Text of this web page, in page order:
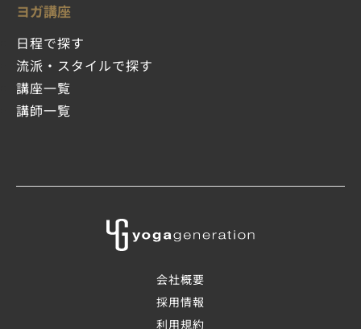
ヨガ講座
日程で探す
流派・スタイルで探す
講座一覧
講師一覧
会社概要
採用情報
利用規約